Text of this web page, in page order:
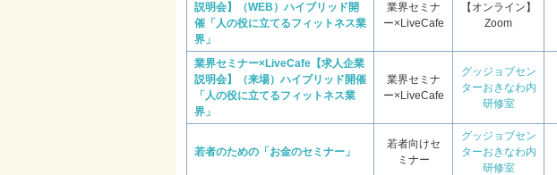
説明会】（WEB）ハイブリッド開
催「人の役に立てるフィットネス業
界」
業界セミナ
ー×LiveCafe
【オンライン】
Zoom
業界セミナー×LiveCafe【求人企業
説明会】（来場）ハイブリッド開催
「人の役に立てるフィットネス業
界」
業界セミナ
ー×LiveCafe
グッジョブセン
ターおきなわ内
研修室
若者のための「お金のセミナー」
若者向けセ
ミナー
グッジョブセン
ターおきなわ内
研修室